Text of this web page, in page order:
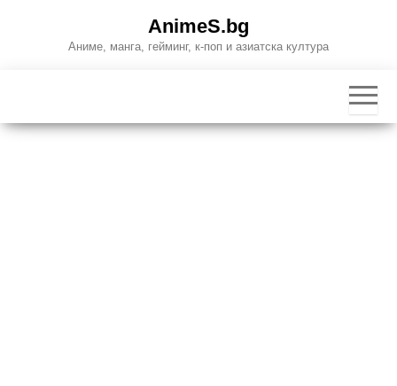
AnimeS.bg
Аниме, манга, гейминг, к-поп и азиатска култура